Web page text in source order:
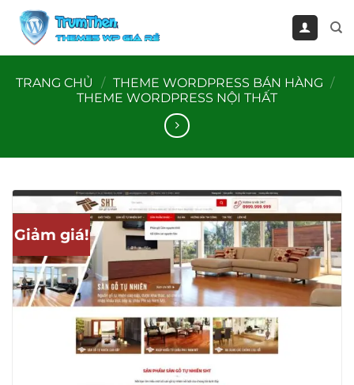
qua
TRANG CHỦ
/ THEME WORDPRESS BÁN HÀNG /
THEME WORDPRESS NỘI THẤT
Giảm giá!